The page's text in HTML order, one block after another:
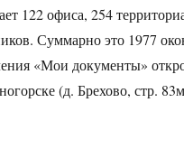
122 офиса, 254
Суммарно это 1977
«Мои документы»
(д. Брехово, стр.